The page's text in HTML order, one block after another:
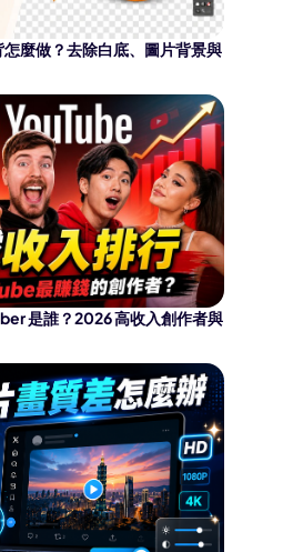
麼做？去除白底、圖片背景與
是誰？2026 高收入創作者與